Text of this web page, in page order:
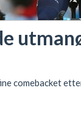
comebacket